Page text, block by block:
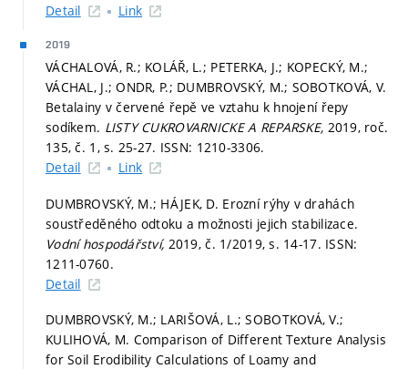
Detail
Link
2019
VÁCHALOVÁ, R.; KOLÁŘ, L.; PETERKA, J.; KOPECKÝ, M.;
VÁCHAL, J.; ONDR, P.; DUMBROVSKÝ, M.; SOBOTKOVÁ, V.
Betalainy v červené řepě ve vztahu k hnojení řepy
sodíkem. LISTY CUKROVARNICKE A REPARSKE, 2019, roč.
135, č. 1,s. 25-27. ISSN: 1210-3306.
Detail
Link
DUMBROVSKÝ, M.; HÁJEK, D. Erozní rýhy v drahách
soustředěného odtoku a možnosti jejich stabilizace.
Vodní hospodářství, 2019, č. 1/2019,s. 14-17. ISSN:
1211-0760.
Detail
DUMBROVSKÝ, M.; LARIŠOVÁ, L.; SOBOTKOVÁ, V.;
KULIHOVÁ, M. Comparison of Different Texture Analysis
for Soil Erodibility Calculations of Loamy and